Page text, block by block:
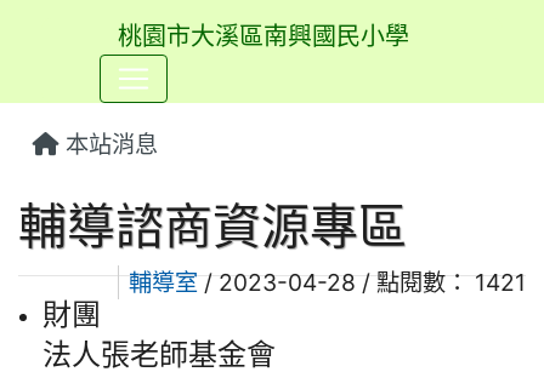
桃園市大溪區南興國民小學
本站消息
輔導諮商資源專區
輔導室/ 2023-04-28 / 點閱數： 1421
財團
法人張老師基金會